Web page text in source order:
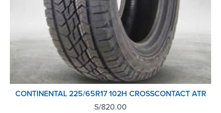
CONTINENTAL 225/65R17 102H CROSSCONTACT ATR
S/820.00